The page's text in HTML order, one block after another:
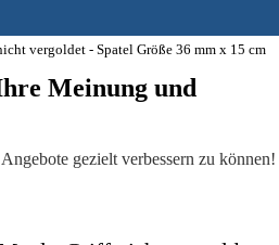
vergoldet - Spatel Größe 36 mm x 15 cm
Meinung und
gezielt verbessern zu können!